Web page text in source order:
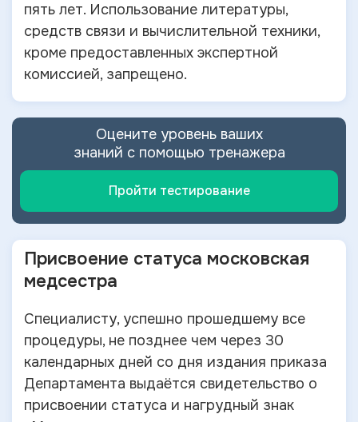
пять лет. Использование литературы,
средств связи и вычислительной техники,
кроме предоставленных экспертной
комиссией, запрещено.
Оцените уровень ваших
знаний с помощью тренажера
Пройти тестирование
Присвоение статуса московская
медсестра
Специалисту, успешно прошедшему все
процедуры, не позднее чем через 30
календарных дней со дня издания приказа
Департамента выдаётся свидетельство о
присвоении статуса и нагрудный знак